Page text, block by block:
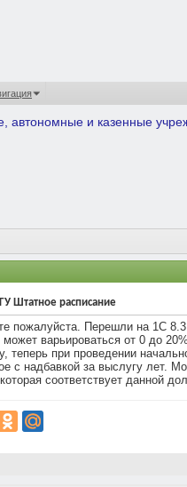
автономные и казенные
Штатное расписание
пожалуйста. Перешли на 1С
может варьироваться от 0 до
теперь при проведении
с надбавкой за выслугу лет.
соответствует данной